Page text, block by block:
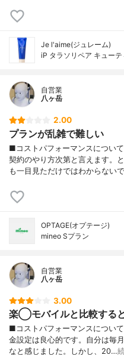
Je l'aime(ジュレーム)
iP タラソリペア キュー
自営業
八ヶ岳
2.00
プランが乱雑で難しい
■コストパフォーマンスについ
契約のやり方次第と言えます。
も一目見ただけではわからない
OPTAGE(オプテージ)
mineo Sプラン
自営業
八ヶ岳
3.00
楽◯モバイルと比較する
■コストパフォーマンスについ
金設定は良心的です。自分は毎
なと感じました。しかし、20…